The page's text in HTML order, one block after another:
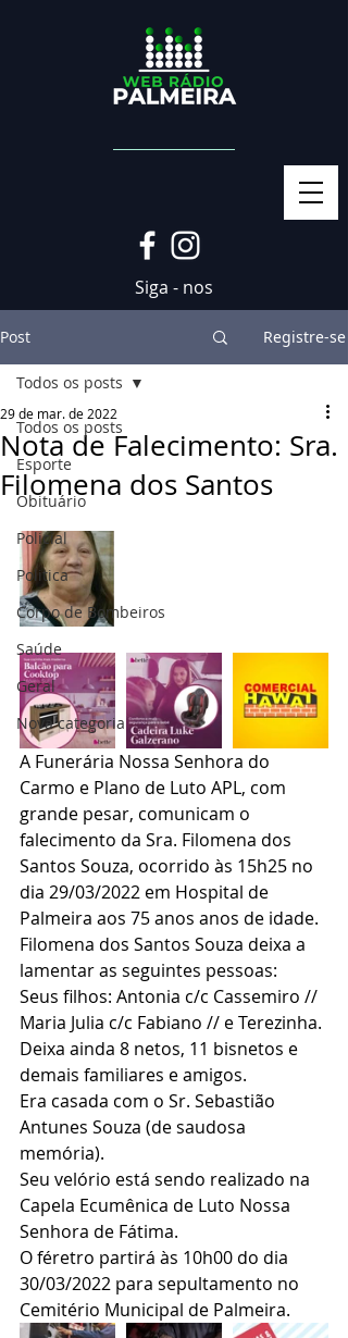
Siga - nos
Post Registre-se
Todos os posts
Esporte
Obituário
Policial
Politica
Corpo de Bombeiros
Saúde
Geral
Nova categoria
Todos os posts
Nota de Falecimento: Sra.
Filomena dos Santos
29 de mar. de 2022
A Funerária Nossa Senhora do
Carmo e Plano de Luto APL, com
grande pesar, comunicam o
falecimento da Sra. Filomena dos
Santos Souza, ocorrido às 15h25 no
dia 29/03/2022 em Hospital de
Palmeira aos 75 anos anos de idade.
Filomena dos Santos Souza deixa a
lamentar as seguintes pessoas:
Seus filhos: Antonia c/c Cassemiro //
Maria Julia c/c Fabiano // e Terezinha.
Deixa ainda 8 netos, 11 bisnetos e
demais familiares e amigos.
Era casada com o Sr. Sebastião
Antunes Souza (de saudosa
memória).
Seu velório está sendo realizado na
Capela Ecumênica de Luto Nossa
Senhora de Fátima.
O féretro partirá às 10h00 do dia
30/03/2022 para sepultamento no
Cemitério Municipal de Palmeira.